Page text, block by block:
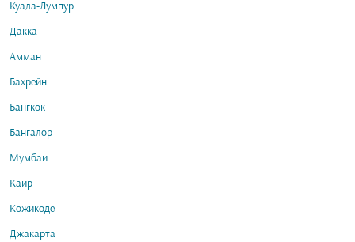
Куала-Лумпур
Дакка
Амман
Бахрейн
Бангкок
Бангалор
Мумбаи
Каир
Кожикоде
Джакарта